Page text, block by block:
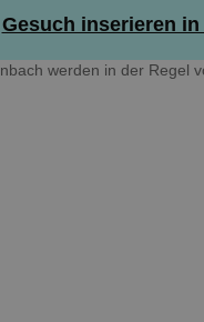
Gesuch inserieren
werden in der Regel